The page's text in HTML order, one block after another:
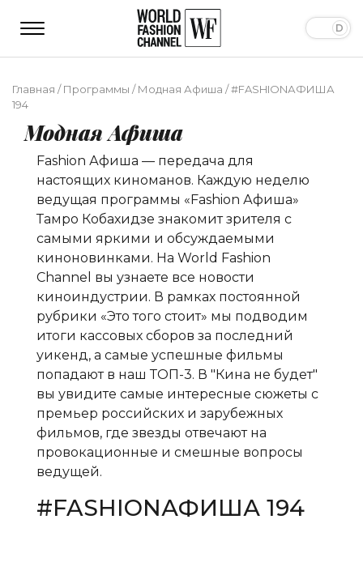
Главная /Программы /Модная Афиша /#FASHIONАФИША
194
Модная Афиша
Fashion Афиша — передача для
настоящих киноманов. Каждую неделю
ведущая программы «Fashion Афиша»
Тамро Кобахидзе знакомит зрителя с
самыми яркими и обсуждаемыми
киноновинками. На World Fashion
Channel вы узнаете все новости
киноиндустрии. В рамках постоянной
рубрики «Это того стоит» мы подводим
итоги кассовых сборов за последний
уикенд, а самые успешные фильмы
попадают в наш ТОП-3. В "Кина не будет"
вы увидите самые интересные сюжеты с
премьер российских и зарубежных
фильмов, где звезды отвечают на
провокационные и смешные вопросы
ведущей.
#FASHIONАФИША 194